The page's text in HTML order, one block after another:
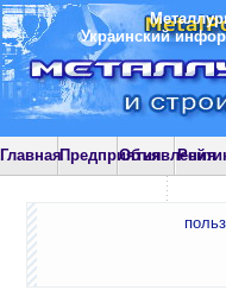
Украинский
ГлавнаяПредприятияОбъявления